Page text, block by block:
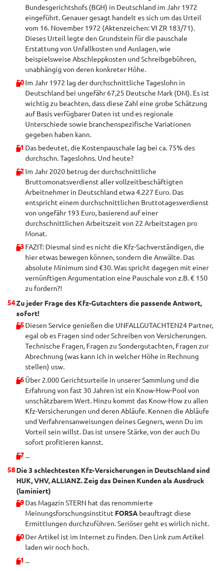
Bundesgerichtshofs (BGH) in Deutschland im Jahr 1972
eingeführt. Genauer gesagt handelt es sich um das Urteil
vom 16. November 1972 (Aktenzeichen: VI ZR 183/71).
Dieses Urteil legte den Grundstein für die pauschale
Erstattung von Unfallkosten und Auslagen, wie
beispielsweise Abschleppkosten und Schreibgebühren,
unabhängig von deren konkreter Höhe.
Im Jahr 1972 lag der durchschnittliche Tageslohn in
Deutschland bei ungefähr 67,25 Deutsche Mark (DM). Es ist
wichtig zu beachten, dass diese Zahl eine grobe Schätzung
auf Basis verfügbarer Daten ist und es regionale
Unterschiede sowie branchenspezifische Variationen
gegeben haben kann.
Das bedeutet, die Kostenpauschale lag bei ca. 75% des
durchschn. Tageslohns. Und heute?
Im Jahr 2020 betrug der durchschnittliche
Bruttomonatsverdienst aller vollzeitbeschäftigten
Arbeitnehmer in Deutschland etwa 4.227 Euro. Das
entspricht einem durchschnittlichen Bruttotagesverdienst
von ungefähr 193 Euro, basierend auf einer
durchschnittlichen Arbeitszeit von 22 Arbeitstagen pro
Monat.
FAZIT: Diesmal sind es nicht die Kfz-Sachverständigen, die
hier etwas bewegen können, sondern die Anwälte. Das
absolute Minimum sind €30. Was spricht dagegen mit einer
vernünftigen Argumentation eine Pauschale von z.B. € 150
zu fordern?!
Zu jeder Frage des Kfz-Gutachters die passende Antwort,
sofort!
Diesen Service genießen die UNFALLGUTACHTEN24 Partner,
egal ob es Fragen sind oder Schreiben von Versicherungen.
Technische Fragen, Fragen zu Sondergutachten, Fragen zur
Abrechnung (was kann ich in welcher Höhe in Rechnung
stellen) usw.
Über 2.000 Gerichtsurteile in unserer Sammlung und die
Erfahrung von fast 30 Jahren ist ein Know-How-Pool von
unschätzbarem Wert. Hinzu kommt das Know-How zu allen
Kfz-Versicherungen und deren Abläufe. Kennen die Abläufe
und Verfahrensanweisungen deines Gegners, wenn Du im
Vorteil sein willst. Das ist unsere Stärke, von der auch Du
sofort profitieren kannst.
...
Die 3 schlechtesten Kfz-Versicherungen in Deutschland sind
HUK, VHV, ALLIANZ. Zeig das Deinen Kunden als Ausdruck
(laminiert)
Das Magazin STERN hat das renommierte
Meinungsforschungsinstitut FORSA beauftragt diese
Ermittlungen durchzuführen. Seriöser geht es wirlich nicht.
Der Artikel ist im Internet zu finden. Den Link zum Artikel
laden wir noch hoch.
...